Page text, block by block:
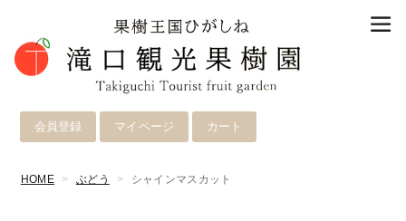
カート
マイページ
会員登録
HOME ぶどう シャインマスカット